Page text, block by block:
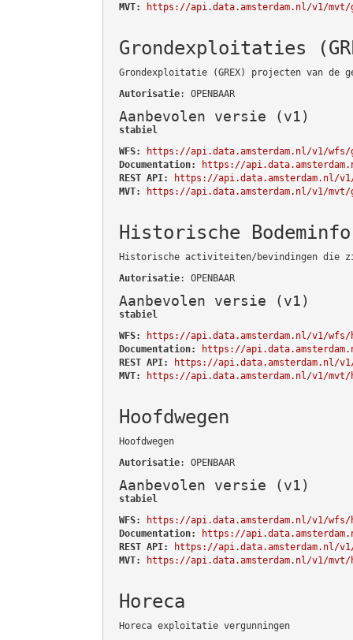
MVT:
https://api.data.amsterdam.nl/v1/mvt/
Grondexploitaties
Grondexploitatie (GREX) projecten van de
Autorisatie: OPENBAAR
Aanbevolen versie (v1)
stabiel
WFS:
https://api.data.amsterdam.nl/v1/wfs/
Documentation:
https://
REST API:
https://api.data.amsterdam.nl/
MVT:
https://api.data.amsterdam.nl/v1/mvt/
Historische
Historische activiteiten/bevindingen die
Autorisatie: OPENBAAR
Aanbevolen versie (v1)
stabiel
WFS:
https://api.data.amsterdam.nl/v1/wfs/
Documentation:
https://
REST API:
https://api.data.amsterdam.nl/
MVT:
https://api.data.amsterdam.nl/v1/mvt/
Hoofdwegen
Hoofdwegen
Autorisatie: OPENBAAR
Aanbevolen versie (v1)
stabiel
WFS:
https://api.data.amsterdam.nl/v1/wfs/
Documentation:
https://
REST API:
https://api.data.amsterdam.nl/
MVT:
https://api.data.amsterdam.nl/v1/mvt/
Horeca
Horeca exploitatie vergunningen